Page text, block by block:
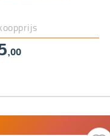
,00